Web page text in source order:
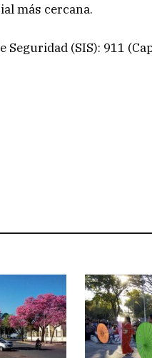
más cercana.
Seguridad (SIS): 911